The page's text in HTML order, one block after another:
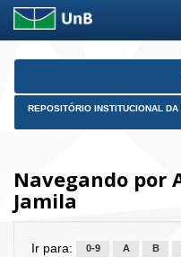
Skip
REPOSITÓRIO INSTITUCIONAL DA
Navegando por
Jamila
Ir para: 0-9 A B